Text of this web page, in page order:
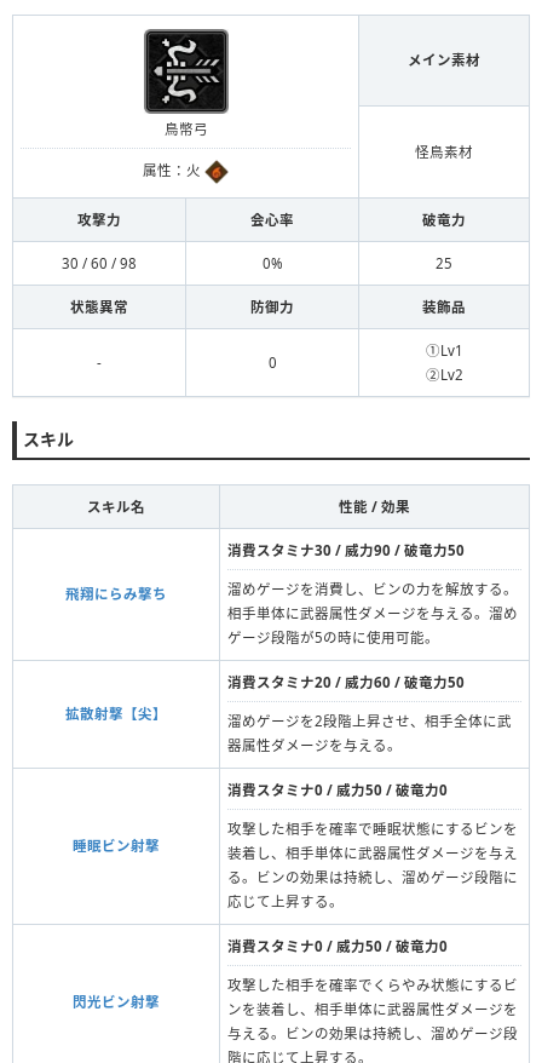
鳥幣弓
属性：火
メイン素材
怪鳥素材
攻撃力 会心率 破竜力
30 / 60 / 98 0% 25
状態異常 防御力 装飾品
- 0
①Lv1
②Lv2
スキル
スキル名 性能 / 効果
飛翔にらみ撃ち
消費スタミナ30 / 威力90 / 破竜力50
溜めゲージを消費し、ビンの力を解放する。
相手単体に武器属性ダメージを与える。溜め
ゲージ段階が5の時に使用可能。
拡散射撃【尖】
消費スタミナ20 / 威力60 / 破竜力50
溜めゲージを2段階上昇させ、相手全体に武
器属性ダメージを与える。
睡眠ビン射撃
消費スタミナ0 / 威力50 / 破竜力0
攻撃した相手を確率で睡眠状態にするビンを
装着し、相手単体に武器属性ダメージを与え
る。ビンの効果は持続し、溜めゲージ段階に
応じて上昇する。
閃光ビン射撃
消費スタミナ0 / 威力50 / 破竜力0
攻撃した相手を確率でくらやみ状態にするビ
ンを装着し、相手単体に武器属性ダメージを
与える。ビンの効果は持続し、溜めゲージ段
階に応じて上昇する。